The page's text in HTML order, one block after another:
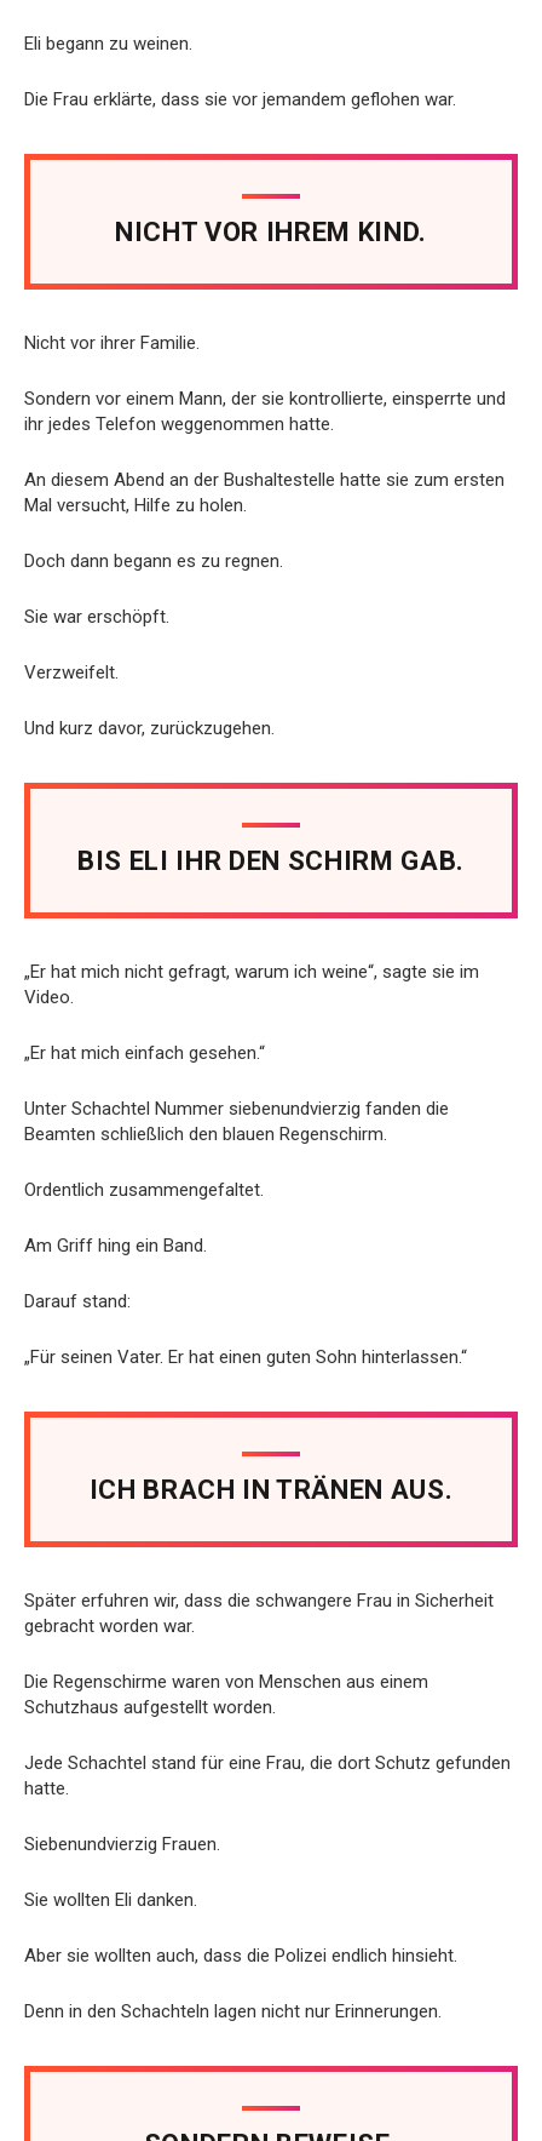
Eli begann zu weinen.
Die Frau erklärte, dass sie vor jemandem geflohen war.
NICHT VOR IHREM KIND.
Nicht vor ihrer Familie.
Sondern vor einem Mann, der sie kontrollierte, einsperrte und
ihr jedes Telefon weggenommen hatte.
An diesem Abend an der Bushaltestelle hatte sie zum ersten
Mal versucht, Hilfe zu holen.
Doch dann begann es zu regnen.
Sie war erschöpft.
Verzweifelt.
Und kurz davor, zurückzugehen.
BIS ELI IHR DEN SCHIRM GAB.
„Er hat mich nicht gefragt, warum ich weine“, sagte sie im
Video.
„Er hat mich einfach gesehen.“
Unter Schachtel Nummer siebenundvierzig fanden die
Beamten schließlich den blauen Regenschirm.
Ordentlich zusammengefaltet.
Am Griff hing ein Band.
Darauf stand:
„Für seinen Vater. Er hat einen guten Sohn hinterlassen.“
ICH BRACH IN TRÄNEN AUS.
Später erfuhren wir, dass die schwangere Frau in Sicherheit
gebracht worden war.
Die Regenschirme waren von Menschen aus einem
Schutzhaus aufgestellt worden.
Jede Schachtel stand für eine Frau, die dort Schutz gefunden
hatte.
Siebenundvierzig Frauen.
Sie wollten Eli danken.
Aber sie wollten auch, dass die Polizei endlich hinsieht.
Denn in den Schachteln lagen nicht nur Erinnerungen.